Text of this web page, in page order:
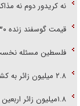
نه کریدور دوم نه
قیمت گوسفند زنده ۳۰ درصد کاهش یافت؛ گوشت ارزان نشد
فلسطین مسئله
۲.۸ میلیون زائر به کشور بازگشتند
۱.۸میلیون زائر اربعین به کشور بازگشتند